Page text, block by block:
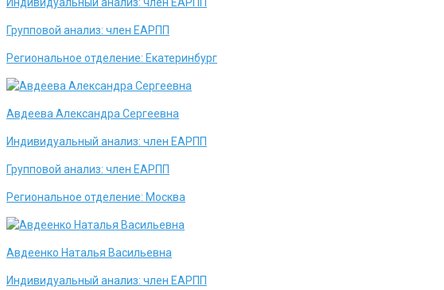
Групповой анализ: член ЕАРПП
Региональное отделение: Екатеринбург
Авдеева Александра Сергеевна
Индивидуальный анализ: член ЕАРПП
Групповой анализ: член ЕАРПП
Региональное отделение: Москва
Авдеенко Наталья Васильевна
Индивидуальный анализ: член ЕАРПП